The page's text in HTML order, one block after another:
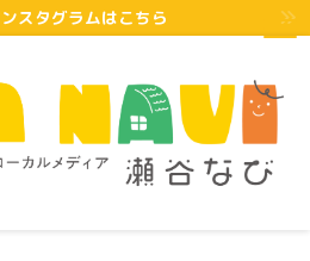
スタグラムはこちら